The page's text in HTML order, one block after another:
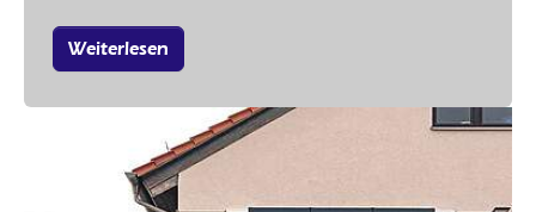
Weiterlesen